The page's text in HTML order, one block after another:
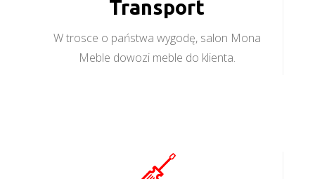
Transport
W trosce o państwa wygodę, salon Mona
Meble dowozi meble do klienta.